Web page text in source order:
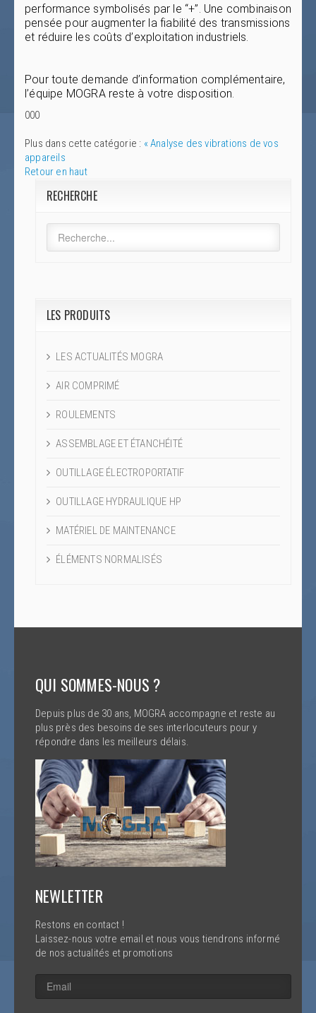
performance symbolisés par le “+”. Une combinaison
pensée pour augmenter la fiabilité des transmissions
et réduire les coûts d’exploitation industriels.
Pour toute demande d’information complémentaire,
l’équipe MOGRA reste à votre disposition.
000
Plus dans cette catégorie : « Analyse des vibrations de vos
appareils
Retour en haut
RECHERCHE
LES PRODUITS
LES ACTUALITÉS MOGRA
AIR COMPRIMÉ
ROULEMENTS
ASSEMBLAGE ET ÉTANCHÉITÉ
OUTILLAGE ÉLECTROPORTATIF
OUTILLAGE HYDRAULIQUE HP
MATÉRIEL DE MAINTENANCE
ÉLÉMENTS NORMALISÉS
QUI SOMMES-NOUS ?
Depuis plus de 30 ans, MOGRA accompagne et reste au
plus près des besoins de ses interlocuteurs pour y
répondre dans les meilleurs délais.
NEWLETTER
Restons en contact !
Laissez-nous votre email et nous vous tiendrons informé
de nos actualités et promotions